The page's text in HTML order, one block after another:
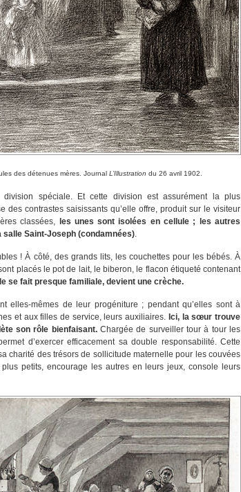
des détenues mères. Journal L’Illustration du 26 avril 1902.
division spéciale. Et cette division est assurément la plus
des contrastes saisissants qu’elle offre, produit sur le visiteur
classées,
les unes sont isolées en cellule ; les autres
Saint-Joseph (condamnées).
! À côté, des grands lits, les couchettes pour les bébés. À
placés le pot de lait, le biberon, le flacon étiqueté contenant
se fait presque familiale, devient une crèche.
elles-mêmes de leur progéniture ; pendant qu’elles sont à
et aux filles de service, leurs auxiliaires. Ici, la sœur trouve
son rôle bienfaisant.Chargée de surveiller tour à tour les
d’exercer efficacement sa double responsabilité. Cette
charité des trésors de sollicitude maternelle pour les couvées
petits, encourage les autres en leurs jeux, console leurs